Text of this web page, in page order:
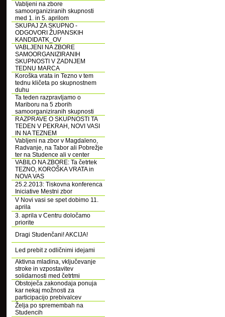
Vabljeni na zbore
samoorganiziranih skupnosti
med 1. in 5. aprilom
SKUPAJ ZA SKUPNO -
ODGOVORI ŽUPANSKIH
KANDIDATK_OV
VABLJENI NA ZBORE
SAMOORGANIZIRANIH
SKUPNOSTI V ZADNJEM
TEDNU MARCA
Koroška vrata in Tezno v tem
tednu kličeta po skupnostnem
duhu
Ta teden razpravljamo o
Mariboru na 5 zborih
samoorganiziranih skupnosti
RAZPRAVE O SKUPNOSTI TA
TEDEN V PEKRAH, NOVI VASI
IN NA TEZNEM
Vabljeni na zbor v Magdaleno,
Radvanje, na Tabor ali Pobrežje
ter na Studence ali v center
VABILO NA ZBORE: Ta četrtek
TEZNO, KOROŠKA VRATA in
NOVA VAS
25.2.2013: Tiskovna konferenca
Iniciative Mestni zbor
V Novi vasi se spet dobimo 11.
aprila
3. aprila v Centru določamo
priorite
Dragi Studenčani! AKCIJA!
Led prebit z odličnimi idejami
Aktivna mladina, vključevanje
stroke in vzpostavitev
solidarnosti med četrtmi
Obstoječa zakonodaja ponuja
kar nekaj možnosti za
participacijo prebivalcev
Želja po spremembah na
Studencih